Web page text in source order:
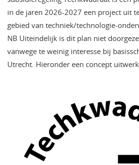
in de jaren 2026-2027 een project uit
gebied van techniek/technologie-
NB Uiteindelijk is dit plan niet
vanwege te weinig interesse bij
Utrecht. Hieronder een concept